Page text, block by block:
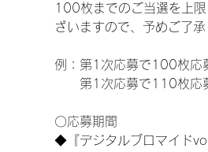
100枚までのご当選を上
ざいますので、予めご了承
例：第1次応募で100枚
第1次応募で110枚応
〇応募期間
◆『デジタルブロマイド